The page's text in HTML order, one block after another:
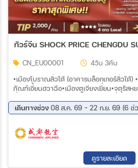
ทัวร์จีน SHOCK PRICE CHENGDU
CN_EU00001 4วัน 3คืน
•เมืองโบราณลั่วไต้ (อาคารบล็อกเกอร์ลั่วไ
ภัณฑ์เอี้ยนฮวาฉือ•เมืองตูเจียงเยี่ยน•จตุรัสห
ไฟ น้ำตาสีฟ้า •วัดต้าฉือ•ถนนโบราณซอยกว้
หลี่•ร้านยาถงเหรินถังเฉิงตู•ตงเจียวจื่อยี่•ช
แสงสี SKP•ร้านหยกหรือร้านผลิตภัณฑ์เครื่อ
เดินชุนซี-IFS ชมแพนด้าปีนตึก-Popmart•ไ
เดินทางช่วง 08 ส.ค. 69 - 22 ก.ย. 69 (6 ช่
22 ส
29 ส.ค. 69 - 01 ก.ย. 69
05 ก
12 ก.ย. 69 - 15 ก.ย. 69
19 ก
ดูรายละเอียด